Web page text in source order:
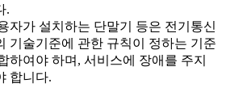
.
자가 설치하는 단말기 등은 전기통신
기술기준에 관한 규칙이 정하는 기준
하여야 하며, 서비스에 장애를 주지
합니다.